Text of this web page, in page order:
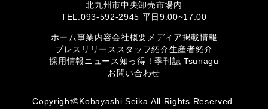
北九州市中央卸売市場内
TEL:093-592-2945 平日9:00~17:00
ホーム事業内容会社概要 メディア掲載情報
プレスリリース スタッフ紹介生産者紹介
採用情報 ニュース 知っ得！季刊誌 Tsunagu
お問い合わせ
Copyright©Kobayashi Seika.All Rights Reserved.